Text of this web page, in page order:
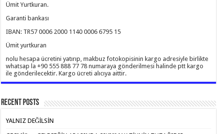
Ümit Yurtkuran.
Garanti bankası
IBAN: TR57 0006 2000 1140 0006 6795 15
Ümit yurtkuran
nolu hesapa ücretini yatırıp, makbuz fotokopisinin kargo adresiyle birlikte
whatsap la +90 555 888 77 78 numaraya gönderilmesi halinde ptt kargo
ile gönderilecektir. Kargo ücreti alıcıya aittir.
Recent Posts
YALNIZ DEĞİLSİN